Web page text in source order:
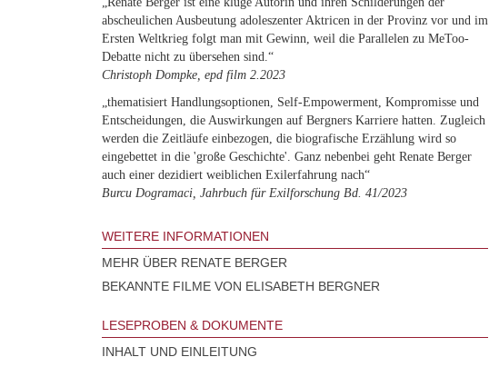
abscheulichen Ausbeutung adoleszenter Aktricen in der Provinz vor und im
Ersten Weltkrieg folgt man mit Gewinn, weil die Parallelen zu MeToo-
Debatte nicht zu übersehen sind.“
Christoph Dompke, epd film 2.2023
„thematisiert Handlungsoptionen, Self-Empowerment, Kompromisse und
Entscheidungen, die Auswirkungen auf Bergners Karriere hatten. Zugleich
werden die Zeitläufe einbezogen, die biografische Erzählung wird so
eingebettet in die 'große Geschichte'. Ganz nebenbei geht Renate Berger
auch einer dezidiert weiblichen Exilerfahrung nach“
Burcu Dogramaci, Jahrbuch für Exilforschung Bd. 41/2023
WEITERE INFORMATIONEN
MEHR ÜBER RENATE BERGER
BEKANNTE FILME VON ELISABETH BERGNER
LESEPROBEN & DOKUMENTE
INHALT UND EINLEITUNG